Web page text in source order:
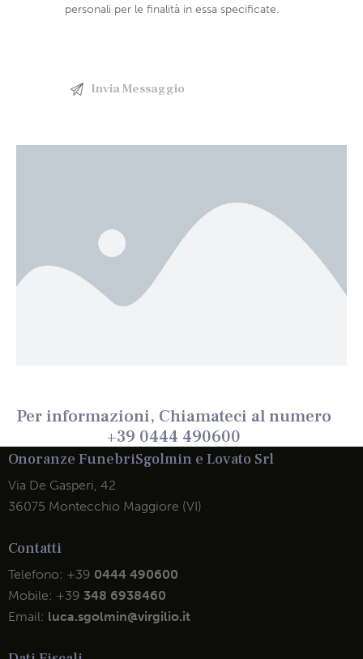
personali per le finalità in essa specificate.
Per informazioni, Chiamateci al numero
+39 0444 490600
Onoranze FunebriSgolmin e Lovato Srl
Via De Gasperi, 42
36075 Montecchio Maggiore (VI)
Contatti
Telefono: +39 0444 490600
Mobile: +39 348 6938460
Email: luca.sgolmin@virgilio.it